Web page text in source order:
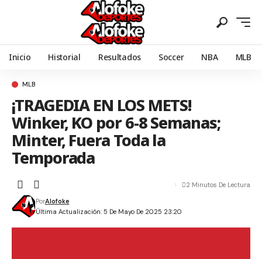
Inicio Historial Resultados Soccer NBA MLB
MLB
¡TRAGEDIA EN LOS METS!
Winker, KO por 6-8 Semanas;
Minter, Fuera Toda la
Temporada
Última Actualización: 5 De Mayo De 2025 23:20
PorAlofoke
2 Minutos De Lectura